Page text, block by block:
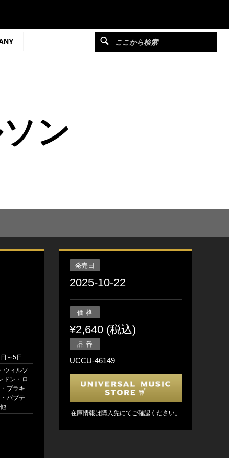
ン
～5日
ウィルソ
ドン・ロ
プラキ
バプテ
発売日
2025-10-22
価 格
¥2,640 (税込)
品 番
UCCU-46149
在庫情報は購入先にてご確認ください。